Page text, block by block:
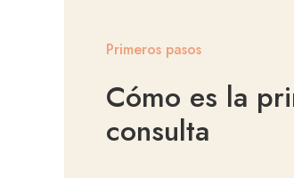
Primeros pasos
Cómo es la
consulta